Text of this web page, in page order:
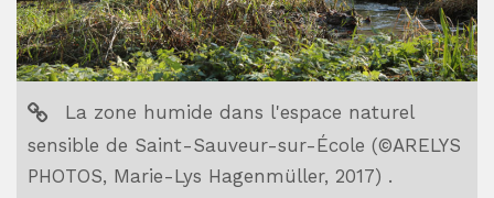
La zone humide dans l'espace naturel
sensible de Saint-Sauveur-sur-École (©ARELYS
PHOTOS, Marie-Lys Hagenmüller, 2017) .